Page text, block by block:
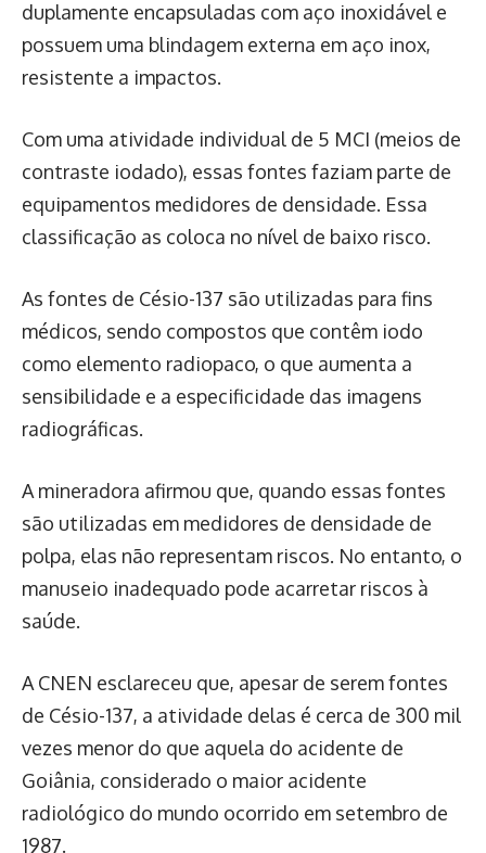
duplamente encapsuladas com aço inoxidável e
possuem uma blindagem externa em aço inox,
resistente a impactos.
Com uma atividade individual de 5 MCI (meios de
contraste iodado), essas fontes faziam parte de
equipamentos medidores de densidade. Essa
classificação as coloca no nível de baixo risco.
As fontes de Césio-137 são utilizadas para fins
médicos, sendo compostos que contêm iodo
como elemento radiopaco, o que aumenta a
sensibilidade e a especificidade das imagens
radiográficas.
A mineradora afirmou que, quando essas fontes
são utilizadas em medidores de densidade de
polpa, elas não representam riscos. No entanto, o
manuseio inadequado pode acarretar riscos à
saúde.
A CNEN esclareceu que, apesar de serem fontes
de Césio-137, a atividade delas é cerca de 300 mil
vezes menor do que aquela do acidente de
Goiânia, considerado o maior acidente
radiológico do mundo ocorrido em setembro de
1987.